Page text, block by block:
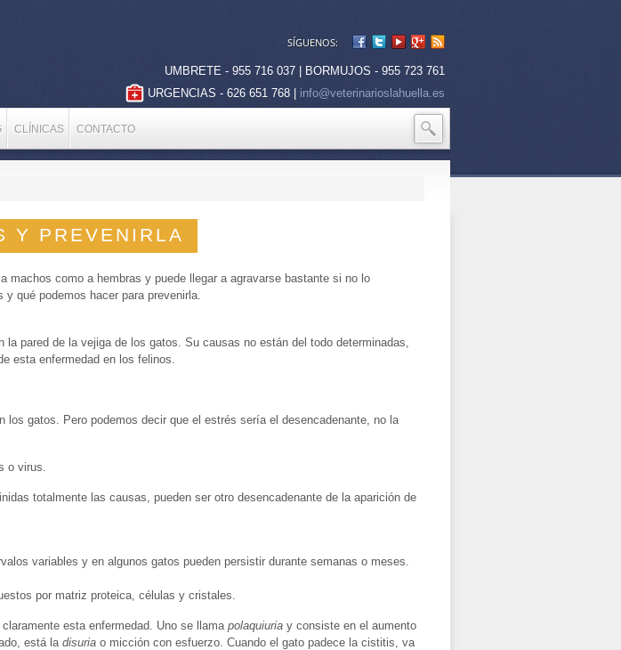
CLÍNICAS CONTACTO
SÍGUENOS:
UMBRETE - 955 716 037 | BORMUJOS - 955 723 761
URGENCIAS - 626 651 768 | info@veterinarioslahuella.es
Y PREVENIRLA
machos como a hembras y puede llegar a agravarse bastante si no lo
qué podemos hacer para prevenirla.
pared de la vejiga de los gatos. Su causas no están del todo determinadas,
esta enfermedad en los felinos.
gatos. Pero podemos decir que el estrés sería el desencadenante, no la
o virus.
totalmente las causas, pueden ser otro desencadenante de la aparición de
variables y en algunos gatos pueden persistir durante semanas o meses.
por matriz proteica, células y cristales.
esta enfermedad. Uno se llamapolaquiuria y consiste en el aumento
está ladisuria o micción con esfuerzo. Cuando el gato padece la cistitis, va